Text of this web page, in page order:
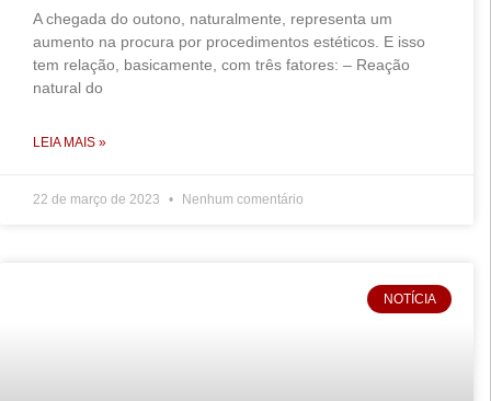
A chegada do outono, naturalmente, representa um
aumento na procura por procedimentos estéticos. E isso
tem relação, basicamente, com três fatores: – Reação
natural do
LEIA MAIS »
22 de março de 2023 Nenhum comentário
NOTÍCIA